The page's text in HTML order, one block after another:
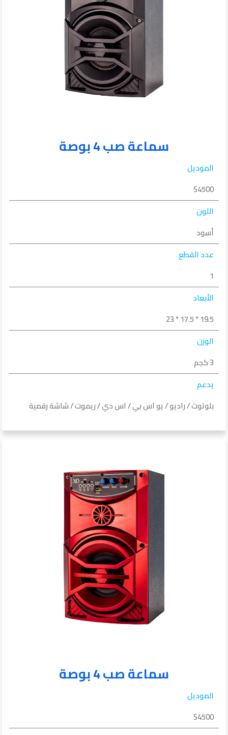
سماعة صب 4 بوصة
الموديل
S4500
اللون
أسود
عدد القطع
1
الأبعاد
19.5 * 17.5 * 23
الوزن
3 كجم
يدعم
بلوتوث / راديو / يو اس بي / اس دي / ريموت / شاشة رقمية
سماعة صب 4 بوصة
الموديل
S4500